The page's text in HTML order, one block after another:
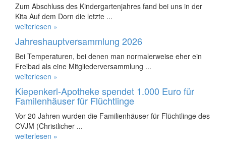
Zum Abschluss des Kindergartenjahres fand bei uns in der
Kita Auf dem Dorn die letzte ...
weiterlesen »
Jahreshauptversammlung 2026
Bei Temperaturen, bei denen man normalerweise eher ein
Freibad als eine Mitgliederversammlung ...
weiterlesen »
Kiepenkerl-Apotheke spendet 1.000 Euro für
Familenhäuser für Flüchtlinge
Vor 20 Jahren wurden die Familienhäuser für Flüchtlinge des
CVJM (Christlicher ...
weiterlesen »